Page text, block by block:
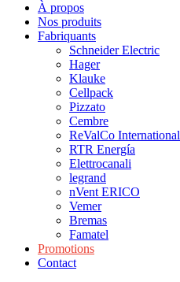
À propos
Nos produits
Fabriquants
Schneider Electric
Hager
Klauke
Cellpack
Pizzato
Cembre
ReValCo International
RTR Energía
Elettrocanali
legrand
nVent ERICO
Vemer
Bremas
Famatel
Promotions
Contact